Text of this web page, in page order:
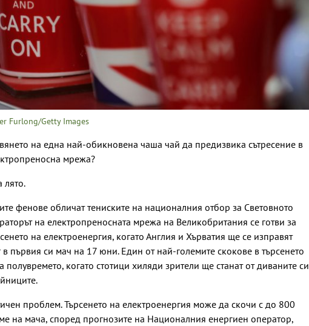
Furlong/Getty Images
на една най-обикновена чаша чай да предизвика сътресение в
мрежа?
лято.
фенове обличат тениските на националния отбор за Световното
на електропреносната мрежа на Великобритания се готви за
на електроенергия, когато Англия и Хърватия ще се изправят
първия си мач на 17 юни. Един от най-големите скокове в търсенето
полувремето, когато стотици хиляди зрители ще станат от диваните си
проблем. Търсенето на електроенергия може да скочи с до 800
на мача, според прогнозите на Националния енергиен оператор,